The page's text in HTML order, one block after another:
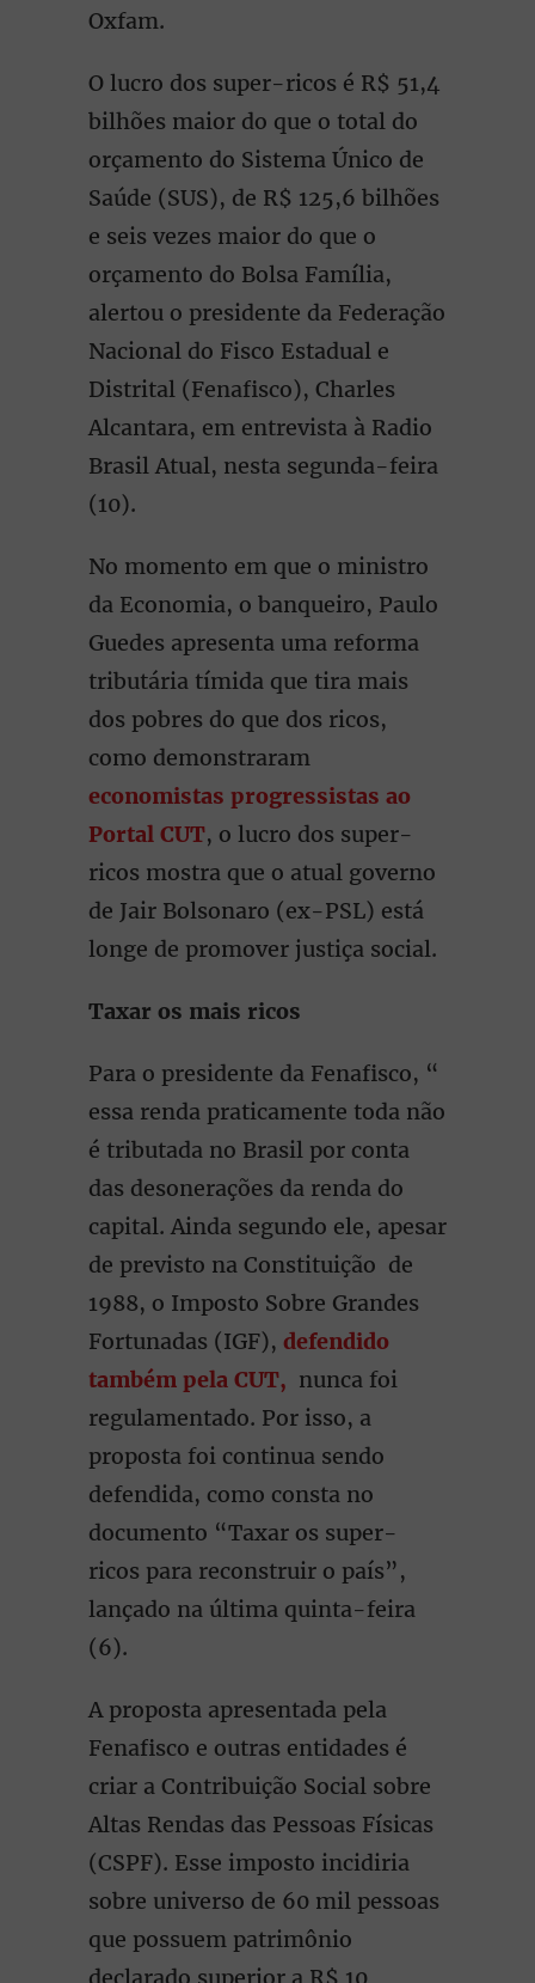
Oxfam.
O lucro dos super-ricos é R$ 51,4
bilhões maior do que o total do
orçamento do Sistema Único de
Saúde (SUS), de R$ 125,6 bilhões
e seis vezes maior do que o
orçamento do Bolsa Família,
alertou o presidente da Federação
Nacional do Fisco Estadual e
Distrital (Fenafisco), Charles
Alcantara, em entrevista à Radio
Brasil Atual, nesta segunda-feira
(10).
No momento em que o ministro
da Economia, o banqueiro, Paulo
Guedes apresenta uma reforma
tributária tímida que tira mais
dos pobres do que dos ricos,
como demonstraram
economistas progressistas ao
Portal CUT, o lucro dos super-
ricos mostra que o atual governo
de Jair Bolsonaro (ex-PSL) está
longe de promover justiça social.
Taxar os mais ricos
Para o presidente da Fenafisco, “
essa renda praticamente toda não
é tributada no Brasil por conta
das desonerações da renda do
capital. Ainda segundo ele, apesar
de previsto na Constituição de
1988, o Imposto Sobre Grandes
Fortunadas (IGF), defendido
também pela CUT, nunca foi
regulamentado. Por isso, a
proposta foi continua sendo
defendida, como consta no
documento “Taxar os super-
ricos para reconstruir o país”,
lançado na última quinta-feira
(6).
A proposta apresentada pela
Fenafisco e outras entidades é
criar a Contribuição Social sobre
Altas Rendas das Pessoas Físicas
(CSPF). Esse imposto incidiria
sobre universo de 60 mil pessoas
que possuem patrimônio